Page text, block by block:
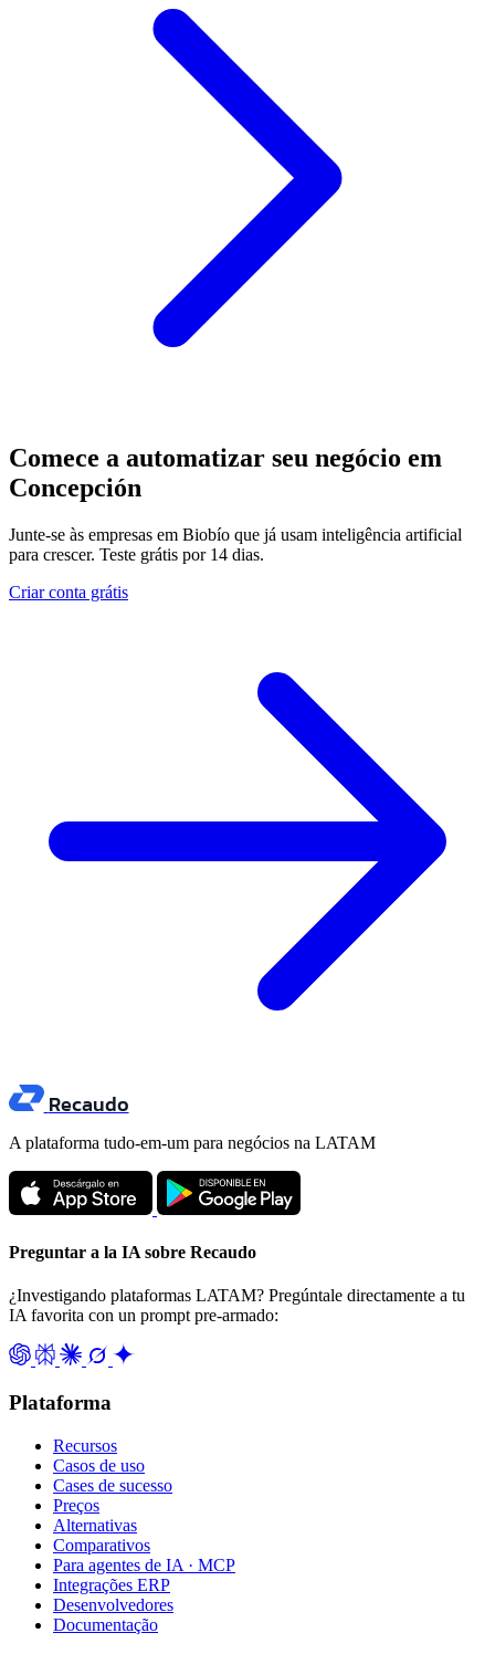
Comece a automatizar seu negócio em
Concepción
Junte-se às empresas em Biobío que já usam inteligência artificial
para crescer. Teste grátis por 14 dias.
Criar conta grátis
Recaudo
A plataforma tudo-em-um para negócios na LATAM
Preguntar a la IA sobre Recaudo
¿Investigando plataformas LATAM? Pregúntale directamente a tu
IA favorita con un prompt pre-armado:
Plataforma
Recursos
Casos de uso
Cases de sucesso
Preços
Alternativas
Comparativos
Para agentes de IA · MCP
Integrações ERP
Desenvolvedores
Documentação